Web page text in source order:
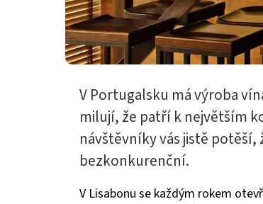
V Portugalsku má výroba
milují, že patří k největším
návštěvníky vás jistě potěší,
bezkonkurenční.
V Lisabonu se každým rokem